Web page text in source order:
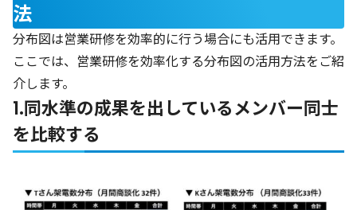
法
分布図は営業研修を効率的に行う場合にも活用できます。
ここでは、営業研修を効率化する分布図の活用方法をご紹
介します。
1.同水準の成果を出しているメンバー同士
を比較する